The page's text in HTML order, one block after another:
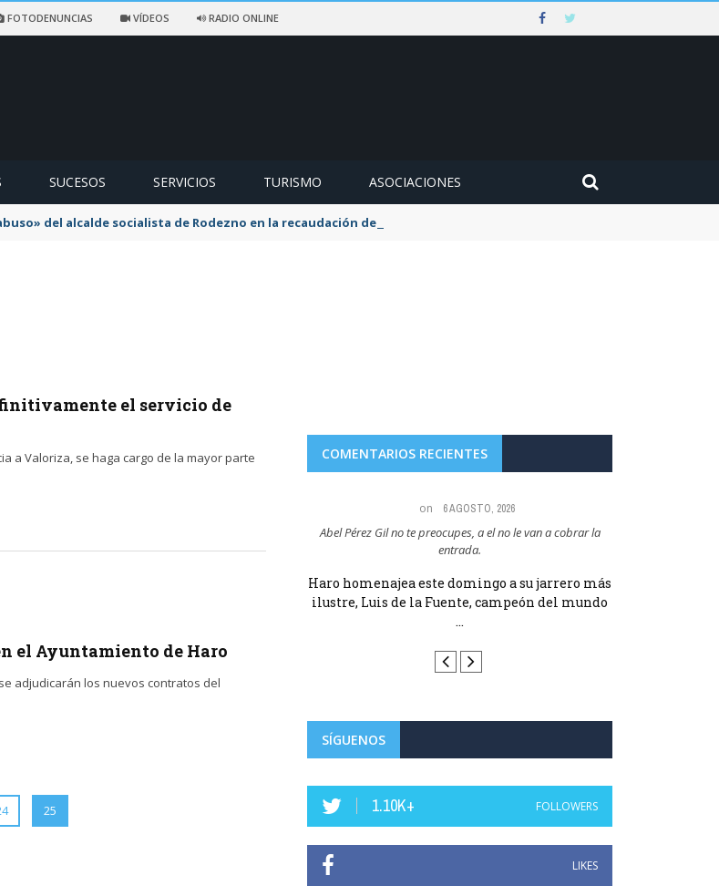
FOTODENUNCIAS VÍDEOS RADIO ONLINE
SUCESOS SERVICIOS TURISMO ASOCIACIONES
del alcalde socialista de Rodezno en la recaudación de la tasa de aguas y basuras
el servicio de
a Valoriza, se haga cargo de la mayor parte
el Ayuntamiento de Haro
adjudicarán los nuevos contratos del
25
COMENTARIOS RECIENTES
on 6 AGOSTO, 2026
Abel Pérez Gil no te preocupes, a el no le van a cobrar la
entrada.
Haro homenajea este domingo a su jarrero más
ilustre, Luis de la Fuente, campeón del mundo
...
SÍGUENOS
1.10K+ FOLLOWERS
LIKES